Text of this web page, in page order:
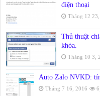
điện thoại
Tháng 12
Thủ thuật
khóa.
Tháng 10 3,
Auto Zalo NVKD:
Tháng 7 16, 2016